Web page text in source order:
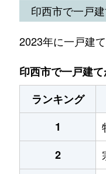
印西市で一戸
2023年に一戸建
印西市で一戸建
ランキング
1
2